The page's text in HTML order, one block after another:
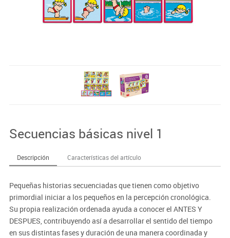
Secuencias básicas nivel 1
Descripción Características del artículo
Pequeñas historias secuenciadas que tienen como objetivo
primordial iniciar a los pequeños en la percepción cronológica.
Su propia realización ordenada ayuda a conocer el ANTES Y
DESPUES, contribuyendo así a desarrollar el sentido del tiempo
en sus distintas fases y duración de una manera coordinada y